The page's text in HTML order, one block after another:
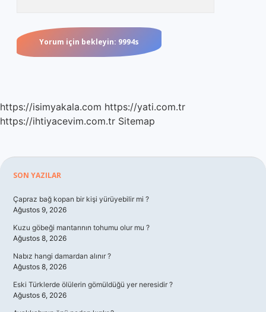
https://isimyakala.com https://yati.com.tr
https://ihtiyacevim.com.tr Sitemap
Sidebar
SON YAZILAR
Çapraz bağ kopan bir kişi yürüyebilir mi ?
Ağustos 9, 2026
Kuzu göbeği mantarının tohumu olur mu ?
Ağustos 8, 2026
Nabız hangi damardan alınır ?
Ağustos 8, 2026
Eski Türklerde ölülerin gömüldüğü yer neresidir ?
Ağustos 6, 2026